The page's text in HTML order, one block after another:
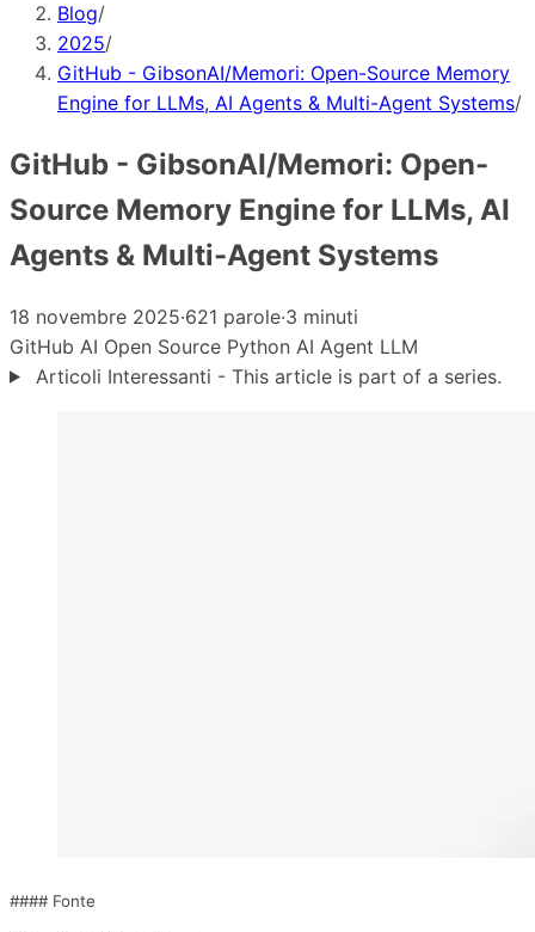
Blog/
2025/
GitHub - GibsonAI/Memori: Open-Source Memory
Engine for LLMs, AI Agents & Multi-Agent Systems/
GitHub - GibsonAI/Memori: Open-
Source Memory Engine for LLMs, AI
Agents & Multi-Agent Systems
18 novembre 2025·621 parole·3 minuti
GitHub AI Open Source Python AI Agent LLM
Articoli Interessanti - This article is part of a series.
#### Fonte